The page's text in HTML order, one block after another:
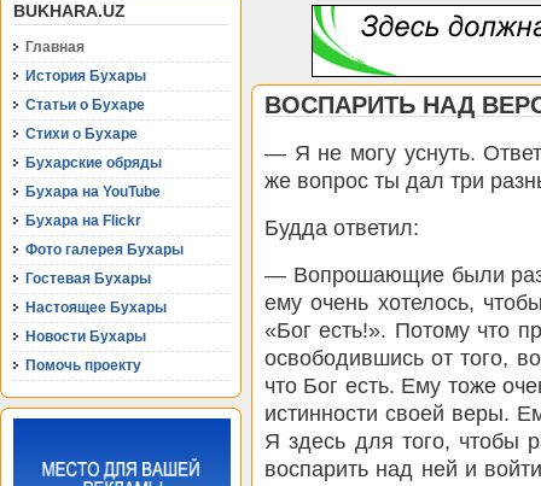
BUKHARA.UZ
Главная
История Бухары
Статьи о Бухаре
Стихи о Бухаре
Бухарские обряды
Бухара на YouTube
Бухара на Flickr
Фото галерея Бухары
Гостевая Бухары
Настоящее Бухары
Новости Бухары
Помочь проекту
ВОСПАРИТЬ НАД
— Я не могу уснуть.
же вопрос ты дал три
Будда ответил:
— Вопрошающие были
ему очень хотелось,
«Бог есть!». Потому что
освободившись от того,
что Бог есть. Ему тоже
истинности своей веры.
Я здесь для того, чтобы
воспарить над ней и